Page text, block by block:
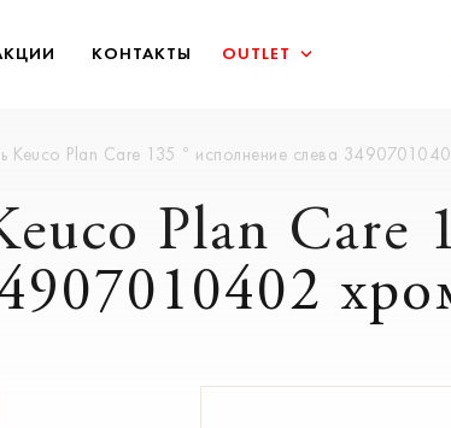
КОНТАКТЫ OUTLET
Keuco Plan Care 135 ° исполнение слева
Plan Care